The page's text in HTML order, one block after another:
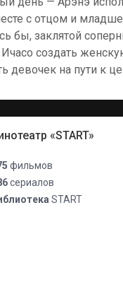
с отцом и
бы, заклятой
создать
девочек на пути к
«START»
фильмов
сериалов
START